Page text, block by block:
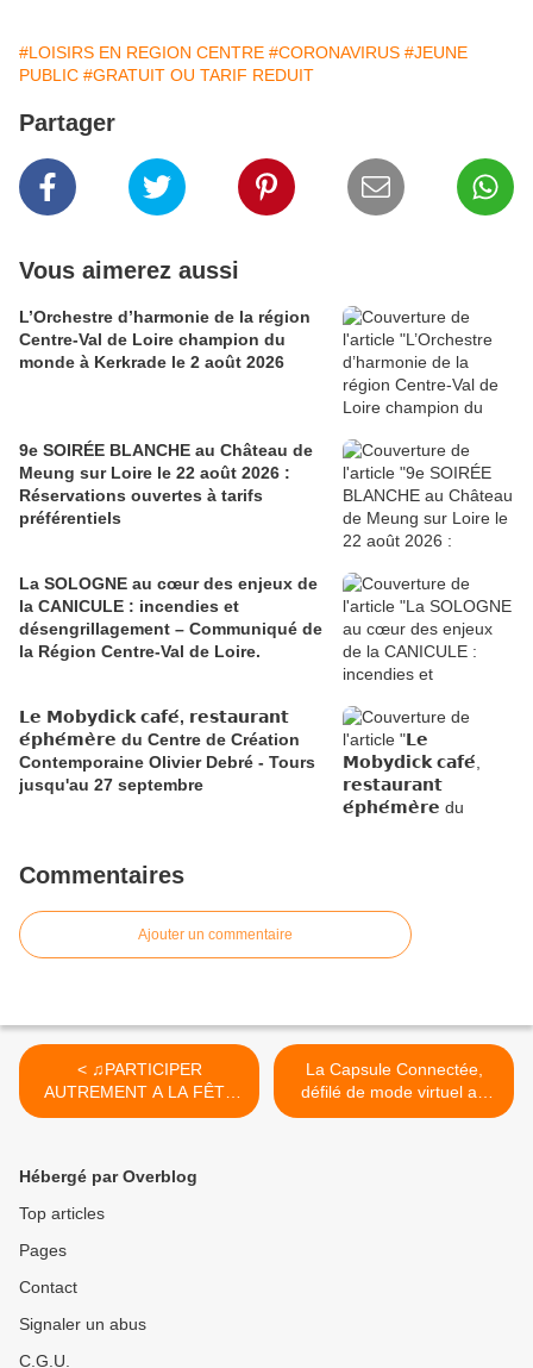
#LOISIRS EN REGION CENTRE #CORONAVIRUS #JEUNE
PUBLIC #GRATUIT OU TARIF REDUIT
Partager
Vous aimerez aussi
L’Orchestre d’harmonie de la région
Centre-Val de Loire champion du
monde à Kerkrade le 2 août 2026
9e SOIRÉE BLANCHE au Château de
Meung sur Loire le 22 août 2026 :
Réservations ouvertes à tarifs
préférentiels
La SOLOGNE au cœur des enjeux de
la CANICULE : incendies et
désengrillagement – Communiqué de
la Région Centre-Val de Loire.
𝗟𝗲 𝗠𝗼𝗯𝘆𝗱𝗶𝗰𝗸 𝗰𝗮𝗳𝗲́, 𝗿𝗲𝘀𝘁𝗮𝘂𝗿𝗮𝗻𝘁
𝗲́𝗽𝗵𝗲́𝗺𝗲̀𝗿𝗲 du Centre de Création
Contemporaine Olivier Debré - Tours
jusqu'au 27 septembre
Commentaires
Ajouter un commentaire
< ♫PARTICIPER
AUTREMENT A LA FÊTE
DE LA MUSIQUE A...
La Capsule Connectée,
défilé de mode virtuel au
FRAC - Proposé par
Hébergé par Overblog
Top articles
Pages
Contact
Signaler un abus
C.G.U.